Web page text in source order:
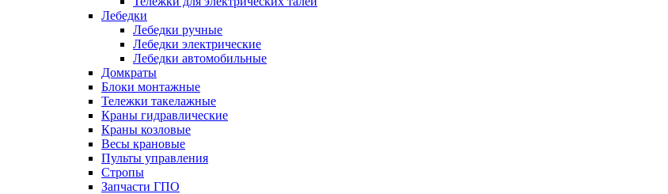
Лебедки
Лебедки ручные
Лебедки электрические
Лебедки автомобильные
Домкраты
Блоки монтажные
Тележки такелажные
Краны гидравлические
Краны козловые
Весы крановые
Пульты управления
Стропы
Запчасти ГПО